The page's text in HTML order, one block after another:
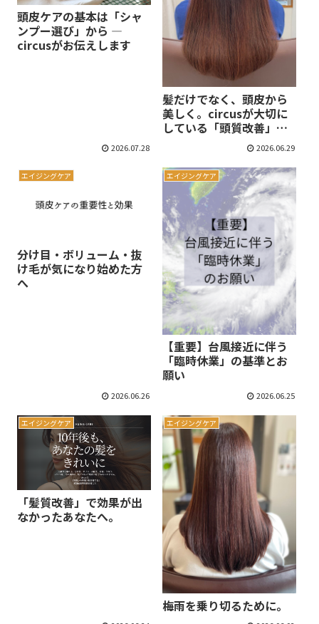
頭皮ケアの基本は「シャ
ンプー選び」から ―
circusがお伝えします
2026.07.28
髪だけでなく、頭皮から
美しく。circusが大切に
している「頭質改善」と
2026.06.29
エイジングケア
分け目・ボリューム・抜
け毛が気になり始めた方
へ
2026.06.26
エイジングケア
【重要】台風接近に伴う
「臨時休業」の基準とお
願い
2026.06.25
エイジングケア
「髪質改善」で効果が出
なかったあなたへ。
エイジングケア
梅雨を乗り切るために。